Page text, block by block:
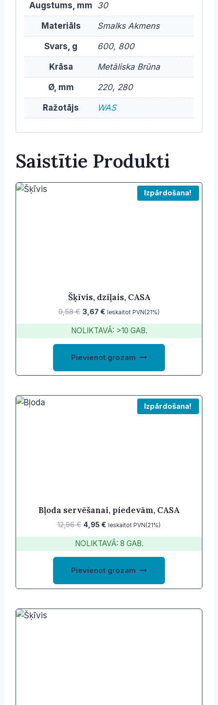
Augstums, mm 30
Materiāls Smalks Akmens
Svars, g 600, 800
Krāsa Metāliska Brūna
Ø, mm 220, 280
Ražotājs WAS
Saistītie Produkti
Izpārdošana!
Šķīvis, dziļais, CASA
9,58€ Original
price
was:
9,58 €.
3,67 €Current
price
is:
3,67 €.
Ieskaitot PVN(21%)
NOLIKTAVĀ: >10 GAB.
Pievienot grozam
Izpārdošana!
Bļoda servēšanai, piedevām, CASA
12,96€ Original
price
was:
12,96 €.
4,95€Current
price
is:
4,95 €.
Ieskaitot PVN(21%)
NOLIKTAVĀ: 8 GAB.
Pievienot grozam